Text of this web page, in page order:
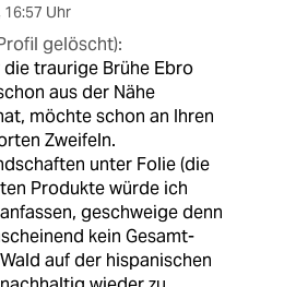
16:57 Uhr
gelöscht):
die traurige Brühe Ebro
aus der Nähe
möchte schon an Ihren
Zweifeln.
unter Folie (die
Produkte würde ich
geschweige denn
kein Gesamt-
auf der hispanischen